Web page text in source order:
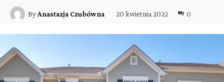
ByAnastazja Czubówna 20 kwietnia 2022 0